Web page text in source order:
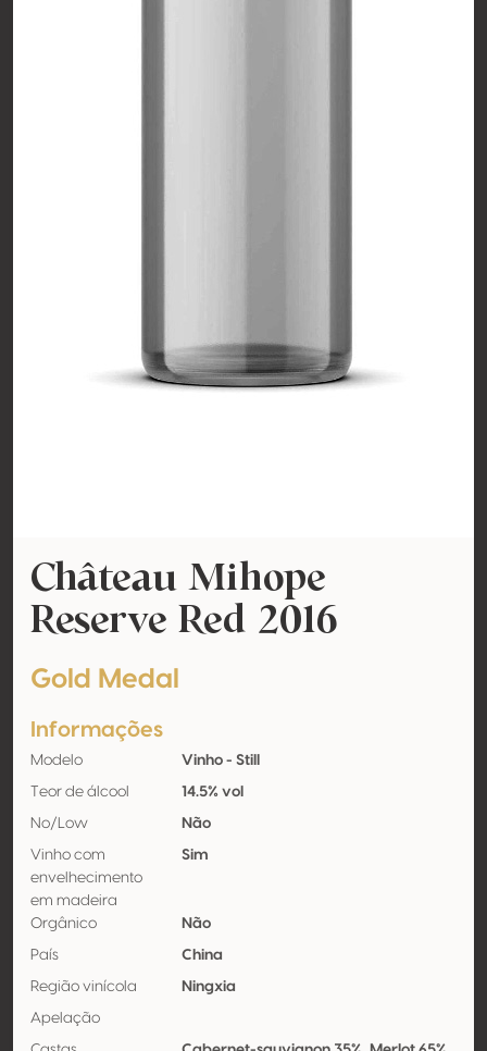
Château Mihope
Reserve Red 2016
Gold Medal
Informações
Modelo Vinho - Still
Teor de álcool 14.5% vol
No/Low Não
Vinho com
envelhecimento
em madeira
Sim
Orgânico Não
País China
Região vinícola Ningxia
Apelação